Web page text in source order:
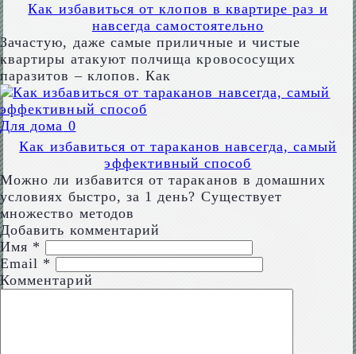
Как избавиться от клопов в квартире раз и
навсегда самостоятельно
Зачастую, даже самые приличные и чистые
квартиры атакуют полчища кровососущих
паразитов – клопов. Как
Для дома 0
Как избавиться от тараканов навсегда, самый
эффективный способ
Можно ли избавится от тараканов в домашних
условиях быстро, за 1 день? Существует
множество методов
Добавить комментарий
Имя *
Email *
Комментарий